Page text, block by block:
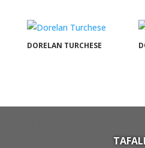
DORELAN TURCHESE